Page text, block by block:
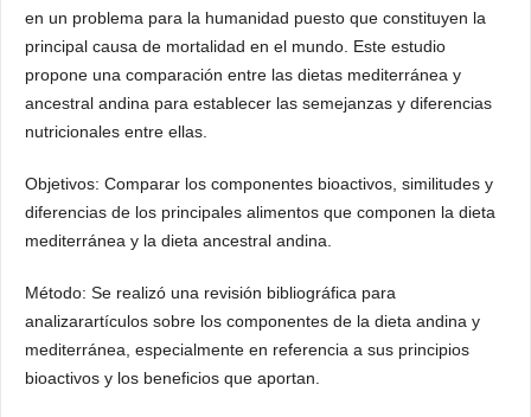
en un problema para la humanidad puesto que constituyen la
principal causa de mortalidad en el mundo. Este estudio
propone una comparación entre las dietas mediterránea y
ancestral andina para establecer las semejanzas y diferencias
nutricionales entre ellas.
Objetivos: Comparar los componentes bioactivos, similitudes y
diferencias de los principales alimentos que componen la dieta
mediterránea y la dieta ancestral andina.
Método: Se realizó una revisión bibliográfica para
analizarartículos sobre los componentes de la dieta andina y
mediterránea, especialmente en referencia a sus principios
bioactivos y los beneficios que aportan.